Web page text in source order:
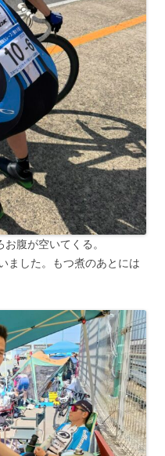
腹が空いてくる。
ました。もつ煮のあとには